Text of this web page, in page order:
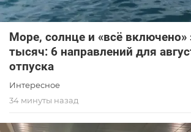
Море, солнце и «всё включено»
тысяч: 6 направлений для
отпуска
Интересное
34 минуты назад